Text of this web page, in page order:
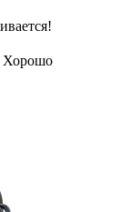
Хорошо